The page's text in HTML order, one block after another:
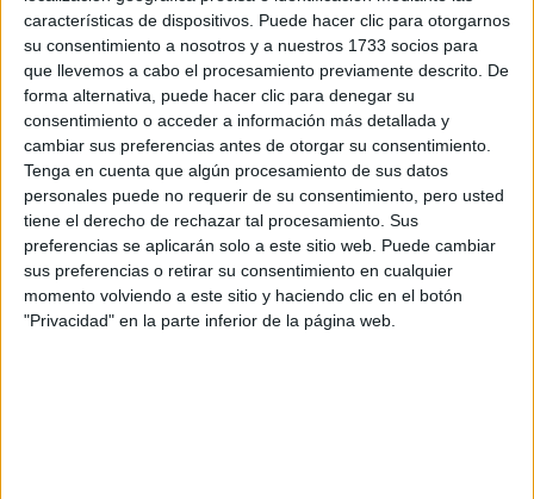
características de dispositivos. Puede hacer clic para otorgarnos
su consentimiento a nosotros y a nuestros 1733 socios para
que llevemos a cabo el procesamiento previamente descrito. De
forma alternativa, puede hacer clic para denegar su
consentimiento o acceder a información más detallada y
cambiar sus preferencias antes de otorgar su consentimiento.
Tenga en cuenta que algún procesamiento de sus datos
personales puede no requerir de su consentimiento, pero usted
tiene el derecho de rechazar tal procesamiento. Sus
preferencias se aplicarán solo a este sitio web. Puede cambiar
sus preferencias o retirar su consentimiento en cualquier
momento volviendo a este sitio y haciendo clic en el botón
"Privacidad" en la parte inferior de la página web.
CERT
Internacionales
Campeonatos Autonómicos
Históricos
Dakar
RallyCross
Circuitos
F1
Fórmula E
F2 / F3 / F4
Resistencia
Indycar